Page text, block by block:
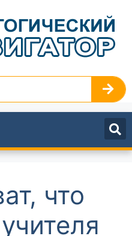
что